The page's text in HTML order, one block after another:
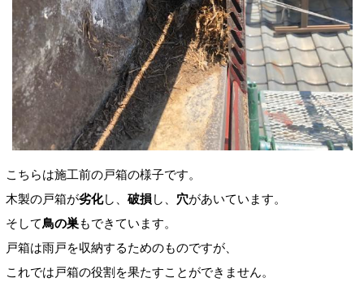
こちらは施工前の戸箱の様子です。
木製の戸箱が劣化し、 破損し、 穴があいています。
そして鳥の巣もできています。
戸箱は雨戸を収納するためのものですが、
これでは戸箱の役割を果たすことができません。